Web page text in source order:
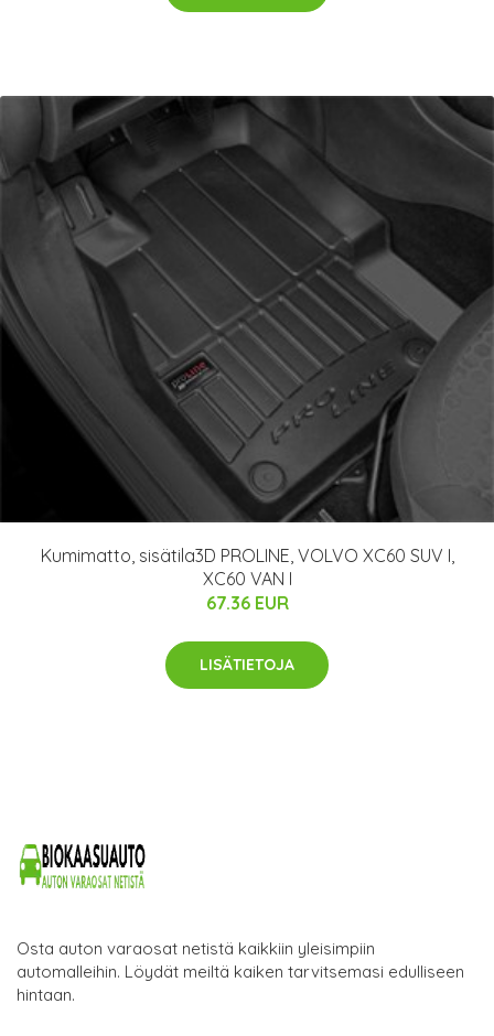
Kumimatto, sisätila3D PROLINE, VOLVO XC60 SUV I,
XC60 VAN I
67.36 EUR
LISÄTIETOJA
Osta auton varaosat netistä kaikkiin yleisimpiin
automalleihin. Löydät meiltä kaiken tarvitsemasi edulliseen
hintaan.